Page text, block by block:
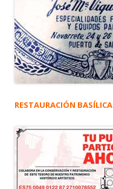
RESTAURACIÓN BASÍLICA